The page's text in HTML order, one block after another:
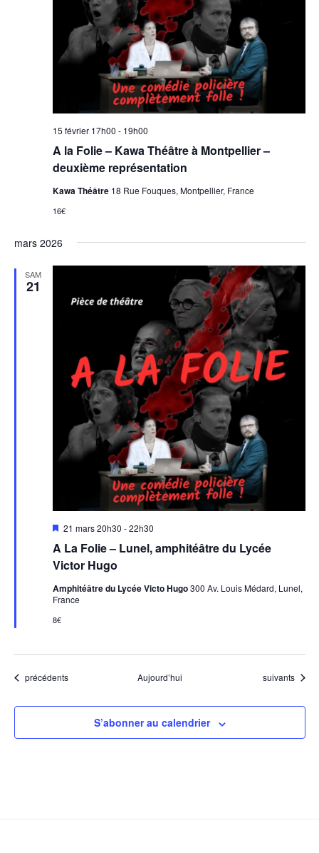
A la Folie – Kawa Théâtre à Montpellier –
deuxième représentation
15 février 17h00 - 19h00
Kawa Théâtre 18 Rue Fouques, Montpellier, France
16€
mars 2026
SAM
21
A La Folie – Lunel, amphitéâtre du Lycée
Victor Hugo
M
s
e
n
a
v
a
21 mars 20h30 -22h30
Amphitéâtre du Lycée Victo Hugo300 Av. Louis Médard, Lunel,
France
8€
Évènements
précédents Aujourd’hui Évènements
suivants
S’abonner au calendrier